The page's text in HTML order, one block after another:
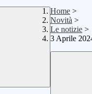
Home >
Novità >
Le notizie >
3 Aprile